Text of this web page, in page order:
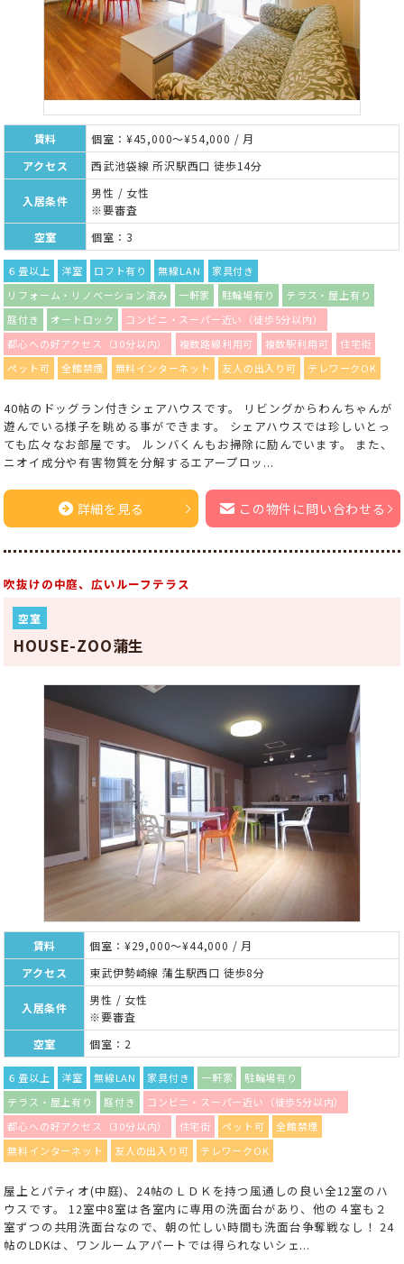
賃料
個室：¥45,000～¥54,000 / 月
アクセス
西武池袋線 所沢駅西口 徒歩14分
入居条件
男性 / 女性
※要審査
空室
個室：3
６畳以上 洋室 ロフト有り 無線LAN
家具付き
リフォーム・リノベーション済み
一軒家 駐輪場有り
テラス・屋上有り
庭付き
オートロック
コンビニ・スーパー近い（徒歩5分以内）
都心への好アクセス（30分以内）
複数路線利用可 複数駅利用可
住宅街
ペット可
全館禁煙 無料インターネット 友人の出入り可 テレワークOK
40帖のドッグラン付きシェアハウスです。 リビングからわんちゃんが
遊んでいる様子を眺める事ができます。 シェアハウスでは珍しいとっ
ても広々なお部屋です。 ルンバくんもお掃除に励んでいます。 また、
ニオイ成分や有害物質を分解するエアープロッ...
詳細を見る この物件に問い合わせる
吹抜けの中庭、広いルーフテラス
空室
HOUSE-ZOO蒲生
賃料
個室：¥29,000～¥44,000 / 月
アクセス
東武伊勢崎線 蒲生駅西口 徒歩8分
入居条件
男性 / 女性
※要審査
空室
個室：2
６畳以上 洋室 無線LAN 家具付き 一軒家
駐輪場有り
テラス・屋上有り
庭付き
コンビニ・スーパー近い（徒歩5分以内）
都心への好アクセス（30分以内）
住宅街 ペット可
全館禁煙
無料インターネット
友人の出入り可 テレワークOK
屋上とパティオ(中庭)、24帖のＬＤＫを持つ風通しの良い全12室のハ
ウスです。 12室中8室は各室内に専用の洗面台があり、他の４室も２
室ずつの共用洗面台なので、朝の忙しい時間も洗面台争奪戦なし！ 24
帖のLDKは、ワンルームアパートでは得られないシェ...